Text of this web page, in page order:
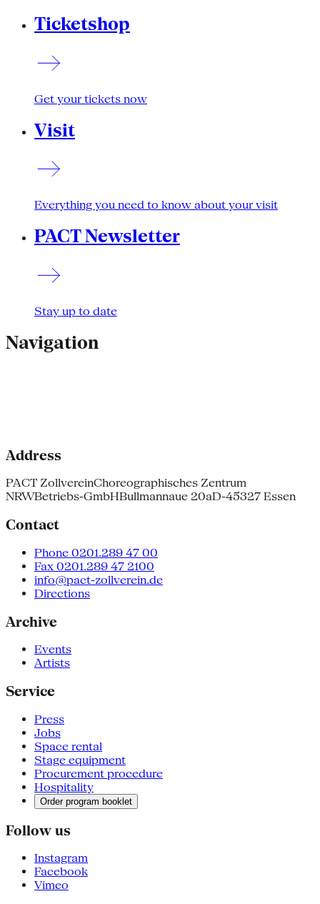
Ticketshop
Get your tickets now
Visit
Everything you need to know about your visit
PACT Newsletter
Stay up to date
Navigation
Address
PACT ZollvereinChoreographisches Zentrum
NRWBetriebs-GmbHBullmannaue 20aD-45327 Essen
Contact
Phone 0201.289 47 00
Fax 0201.289 47 2100
info@pact-zollverein.de
Directions
Archive
Events
Artists
Service
Press
Jobs
Space rental
Stage equipment
Procurement procedure
Hospitality
Order program booklet
Follow us
Instagram
Facebook
Vimeo